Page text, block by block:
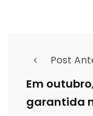
Post
Em
garantida